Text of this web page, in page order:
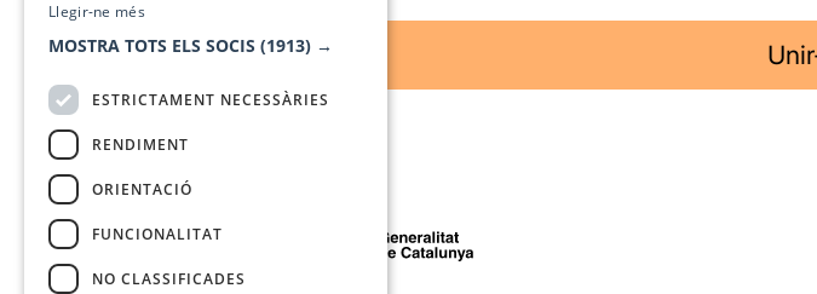
Amb el suport de
Llegir-ne més
MOSTRA TOTS ELS SOCIS (1913) →
ESTRICTAMENT NECESSÀRIES
RENDIMENT
ORIENTACIÓ
FUNCIONALITAT
NO CLASSIFICADES